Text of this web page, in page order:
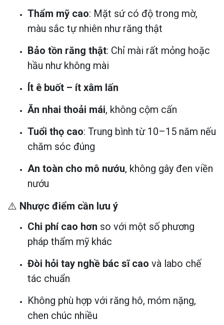
Thẩm mỹ cao: Mặt sứ có độ trong mờ,
màu sắc tự nhiên như răng thật
Bảo tồn răng thật: Chỉ mài rất mỏng hoặc
hầu như không mài
Ít ê buốt – ít xâm lấn
Ăn nhai thoải mái, không cộm cấn
Tuổi thọ cao: Trung bình từ 10–15 năm nếu
chăm sóc đúng
An toàn cho mô nướu, không gây đen viền
nướu
⚠️ Nhược điểm cần lưu ý
Chi phí cao hơn so với một số phương
pháp thẩm mỹ khác
Đòi hỏi tay nghề bác sĩ cao và labo chế
tác chuẩn
Không phù hợp với răng hô, móm nặng,
chen chúc nhiều